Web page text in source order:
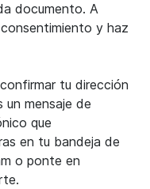
documento. A
y haz
tu dirección
mensaje de
que
en tu bandeja de
o ponte en